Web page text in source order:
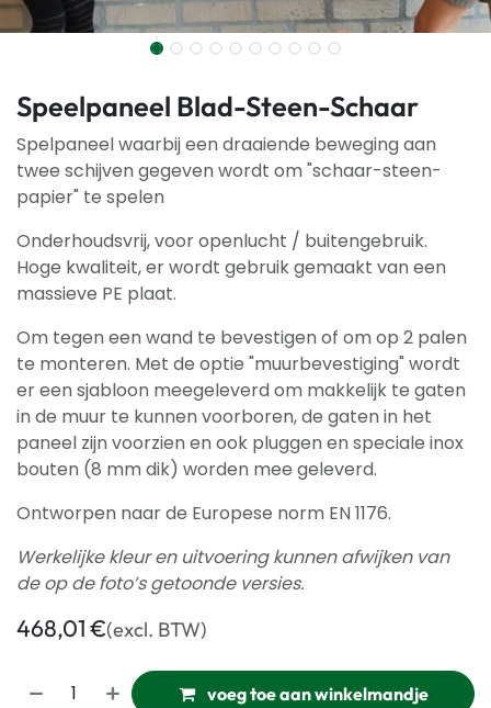
Speelpaneel Blad-Steen-Schaar
Spelpaneel waarbij een draaiende beweging aan
twee schijven gegeven wordt om "schaar-steen-
papier" te spelen
Onderhoudsvrij, voor openlucht / buitengebruik.
Hoge kwaliteit, er wordt gebruik gemaakt van een
massieve PE plaat.
Om tegen een wand te bevestigen of om op 2 palen
te monteren. Met de optie "muurbevestiging" wordt
er een sjabloon meegeleverd om makkelijk te gaten
in de muur te kunnen voorboren, de gaten in het
paneel zijn voorzien en ook pluggen en speciale inox
bouten (8 mm dik) worden mee geleverd.
Ontworpen naar de Europese norm EN 1176.
Werkelijke kleur en uitvoering kunnen afwijken van
de op de foto’s getoonde versies.
468,01€(excl. BTW)
voeg toe aan winkelmandje